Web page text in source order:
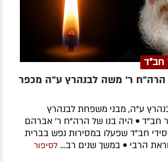
חב"ד
הרה"ח ר' משה לבנהרץ ע"ה מכפר
ע"ה, מבני משפחת לבנהרץ
חב"ד • היה בנו של הרה"ח ר' אברהם
חב"ד שפעלו במסירות נפש בברית
הרבי • במשך שנים רב... לסיפור